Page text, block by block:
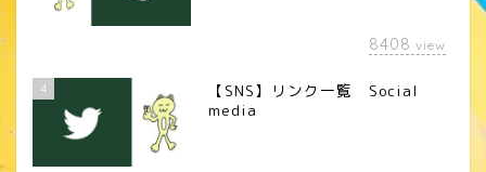
8408 view
4
【SNS】リンク一覧 Social
media